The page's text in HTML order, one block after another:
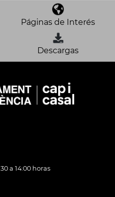
Páginas de Interés
Descargas
a 14:00 horas